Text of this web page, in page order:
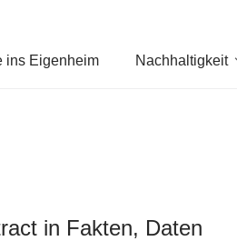
ins Eigenheim Nachhaltigkeit
in Fakten, Daten